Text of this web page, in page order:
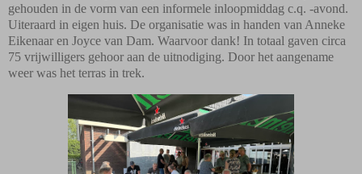
gehouden in de vorm van een informele inloopmiddag c.q. -avond.
Uiteraard in eigen huis. De organisatie was in handen van Anneke
Eikenaar en Joyce van Dam. Waarvoor dank! In totaal gaven circa
75 vrijwilligers gehoor aan de uitnodiging. Door het aangename
weer was het terras in trek.